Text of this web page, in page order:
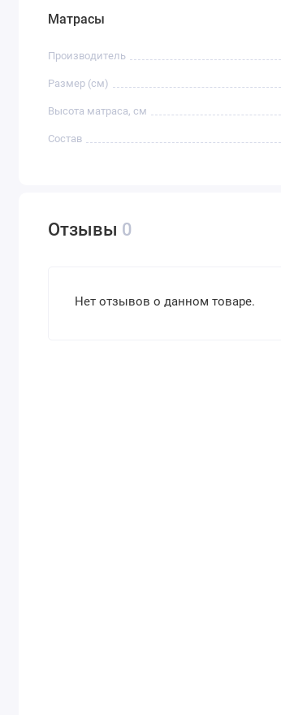
Матрасы
Производитель
Размер (см)
Высота матраса, см
Состав
Отзывы 0
Нет отзывов о данном товаре.